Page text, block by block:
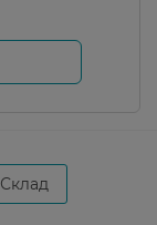
Склад